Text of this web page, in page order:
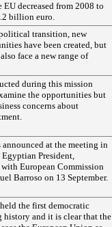
decreased from 2008 to
billion euro.
transition, new
have been created, but
face a new range of
during this mission
the opportunities but
concerns about
announced at the meeting in
President,
European Commission
Barroso on 13 September.
the first democratic
and it is clear that the